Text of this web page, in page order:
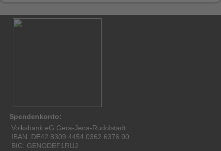
Spendenkonto:
Volksbank eG Gera-Jena-Rudolstadt
IBAN: DE42 8309 4454 0362 6376 00
BIC: GENODEF1RUJ